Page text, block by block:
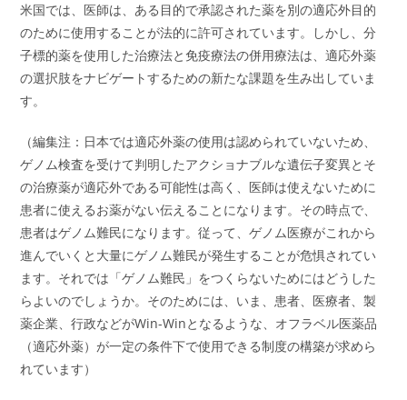
米国では、医師は、ある目的で承認された薬を別の適応外目的
のために使用することが法的に許可されています。しかし、分
子標的薬を使用した治療法と免疫療法の併用療法は、適応外薬
の選択肢をナビゲートするための新たな課題を生み出していま
す。
（編集注：日本では適応外薬の使用は認められていないため、
ゲノム検査を受けて判明したアクショナブルな遺伝子変異とそ
の治療薬が適応外である可能性は高く、医師は使えないために
患者に使えるお薬がない伝えることになります。その時点で、
患者はゲノム難民になります。従って、ゲノム医療がこれから
進んでいくと大量にゲノム難民が発生することが危惧されてい
ます。それでは「ゲノム難民」をつくらないためにはどうした
らよいのでしょうか。そのためには、いま、患者、医療者、製
薬企業、行政などがWin-Winとなるような、オフラベル医薬品
（適応外薬）が一定の条件下で使用できる制度の構築が求めら
れています）